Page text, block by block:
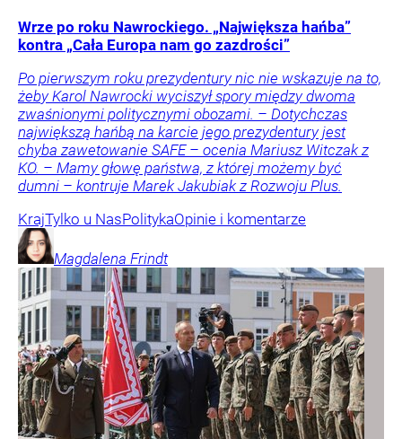
Wrze po roku Nawrockiego. „Największa hańba”
kontra „Cała Europa nam go zazdrości”
Po pierwszym roku prezydentury nic nie wskazuje na to,
żeby Karol Nawrocki wyciszył spory między dwoma
zwaśnionymi politycznymi obozami. – Dotychczas
największą hańbą na karcie jego prezydentury jest
chyba zawetowanie SAFE – ocenia Mariusz Witczak z
KO. – Mamy głowę państwa, z której możemy być
dumni – kontruje Marek Jakubiak z Rozwoju Plus.
KrajTylko u NasPolitykaOpinie i komentarze
Magdalena Frindt